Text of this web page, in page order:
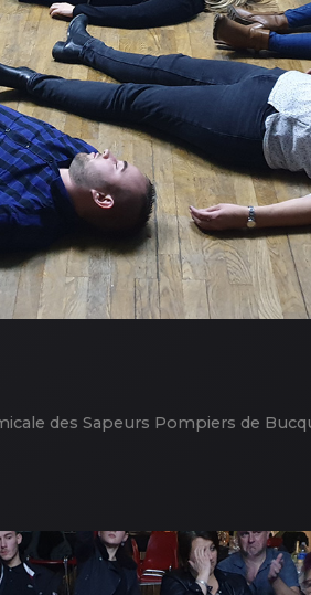
des Sapeurs Pompiers de